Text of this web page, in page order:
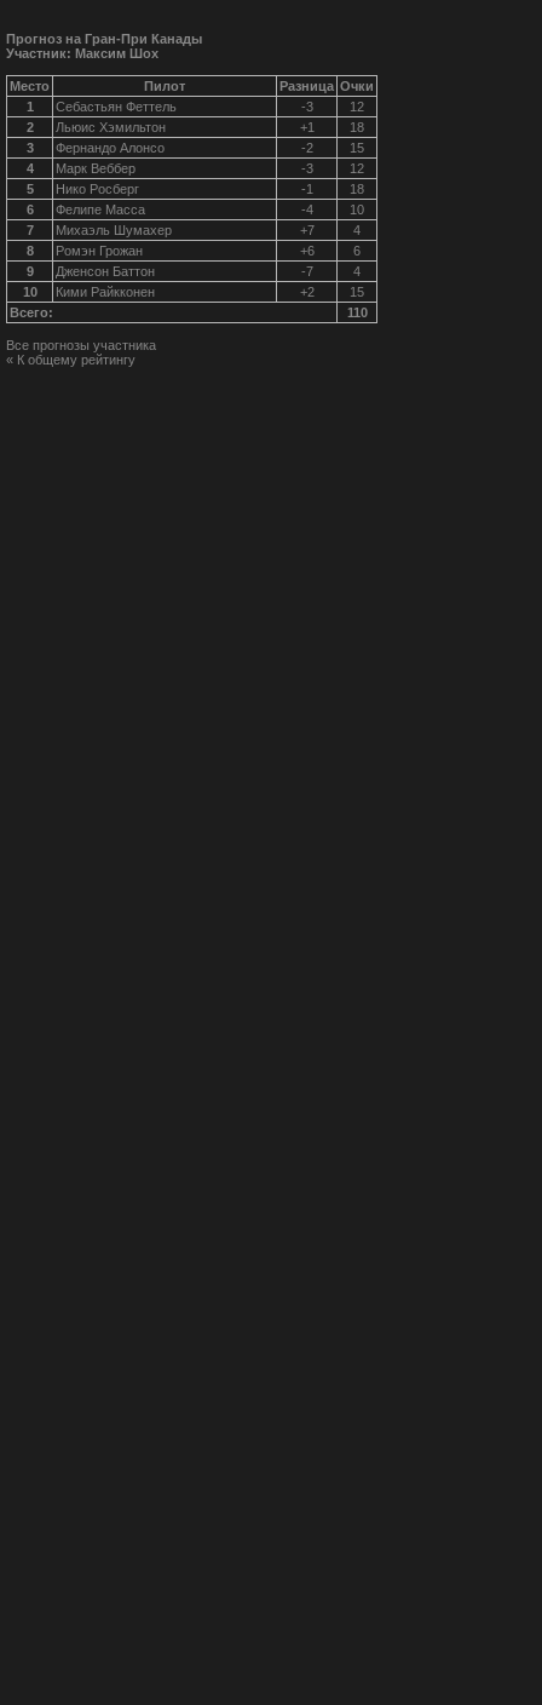
Прогноз на Гран-При Канады
Участник: Максим Шох
Место Пилот Разница Очки
1
Себастьян Феттель -3
12
2
Льюис Хэмильтон +1
18
3
Фернандо Алонсо -2
15
4
Марк Веббер -3
12
5
Нико Росберг -1
18
6
Фелипе Масса -4
10
7
Михаэль Шумахер +7
4
8
Ромэн Грожан +6
6
9
Дженсон Баттон -7
4
10
Кими Райкконен +2
15
Всего:
110
Все прогнозы участника
« К общему рейтингу